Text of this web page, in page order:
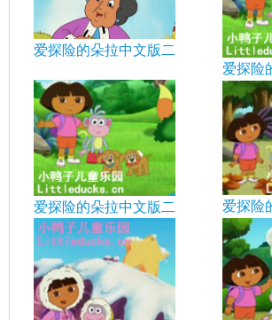
爱探险的朵拉中文版二
爱探险
爱探险的朵拉中文版二 爱探险